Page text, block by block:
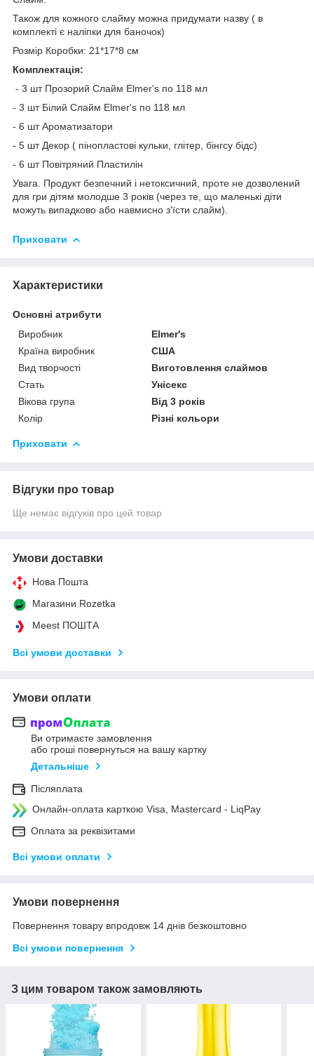
Також для кожного слайму можна придумати назву ( в
комплекті є наліпки для баночок)
Розмір Коробки: 21*17*8 см
Комплектація:
- 3 шт Прозорий Слайм Elmer's по 118 мл
- 3 шт Білий Слайм Elmer's по 118 мл
- 6 шт Ароматизатори
- 5 шт Декор ( пінопластові кульки, глітер, бінгсу бідс)
- 6 шт Повітряний Пластилін
Увага. Продукт безпечний і нетоксичний, проте не дозволений
для гри дітям молодше 3 років (через те, що маленькі діти
можуть випадково або навмисно з'їсти слайм).
Приховати
Характеристики
Основні атрибути
Виробник
Elmer's
Країна виробник
США
Вид творчості
Виготовлення слаймов
Стать
Унісекс
Вікова група
Від 3 років
Колір
Різні кольори
Приховати
Відгуки про товар
Ще немає відгуків про цей товар
Умови доставки
Нова Пошта
Магазини Rozetka
Meest ПОШТА
Всі умови доставки
Умови оплати
Ви отримаєте замовлення
або гроші повернуться на вашу картку
Детальніше
Післяплата
Онлайн-оплата карткою Visa, Mastercard - LiqPay
Оплата за реквізитами
Всі умови оплати
Умови повернення
Повернення товару впродовж 14 днів безкоштовно
Всі умови повернення
З цим товаром також замовляють